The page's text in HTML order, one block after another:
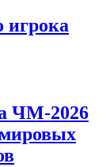
ЧМ-2026